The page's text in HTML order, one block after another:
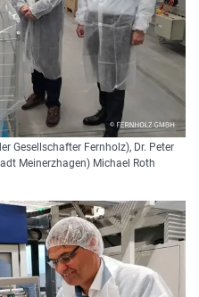
Gesellschafter Fernholz), Dr. Peter
Meinerzhagen) Michael Roth